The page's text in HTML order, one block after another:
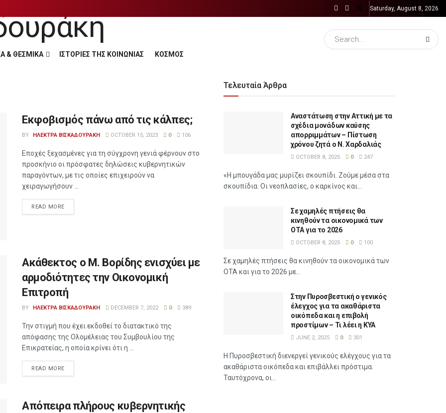
Saturday, August 8, 2026
& ΘΕΣΜΙΚΑ ΙΣΤΟΡΙΕΣ ΤΗΣ ΚΟΙΝΩΝΙΑΣ ΚΟΣΜΟΣ
Εκφοβισμός πάνω από τις κάλπες;
BY ΗΛΕΚΤΡΑ ΒΙΣΚΑΔΟΥΡΑΚΗ OCTOBER 15, 2023 0 106
Εποχές ξεχασμένες για τη σύγχρονη γενιά φέρνουν στο
προσκήνιο οι πρόσφατες δηλώσεις κυβερνητικών
παραγόντων, με τις οποίες επιχειρούν να
χειραγωγήσουν ...
READ MORE
Ακάθεκτος ο Μ. Βορίδης ενισχύει με
αρμοδιότητες την Οικονομική
Επιτροπή
BY ΗΛΕΚΤΡΑ ΒΙΣΚΑΔΟΥΡΑΚΗ DECEMBER 7, 2022 0 389
Την στιγμή που έχει εκδοθεί το διατακτικό της
απόφασης της Ολομέλειας του Συμβουλίου της
Επικρατείας, η οποία κρίνει ότι η ...
READ MORE
Απόπειρα πλήρους κυβερνητικής
Τελευταία Άρθρα
Αναστάτωση στην Αττική με τα
σχέδια μονάδων καύσης
απορριμμάτων – Πίστωση
χρόνου ζητά ο Ν. Χαρδαλιάς
OCTOBER 8, 2025 0 247
«Η μπουγάδα μας μυρίζει σκουπίδι. Ζούμε μέσα στα
σκουπίδια. Οι νεοπλασίες, ο καρκίνος και...
Σε χαμηλές πτήσεις θα
κινηθούν τα οικονομικά των
ΟΤΑ για το 2026
OCTOBER 8, 2025 0 100
Σε χαμηλές πτήσεις θα κινηθούν τα οικονομικά των
ΟΤΑ και για το 2026 με...
Στην Πυροσβεστική ο γενικός
έλεγχος για τα ακαθάριστα
οικόπεδα και η επιβολή
προστίμων – Τι λέει η ΚΥΑ
JUNE 2, 2025 0 301
Η Πυροσβεστική διενεργεί γενικούς ελέγχους για τα
ακαθάριστα οικόπεδα και επιβάλλει πρόστιμα.
Ταυτόχρονα, οι...